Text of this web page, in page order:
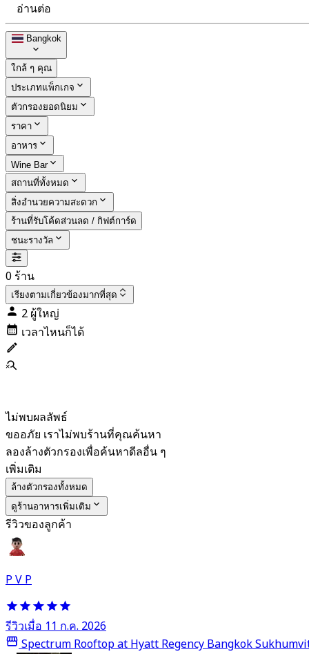
อ่านต่อ
Bangkok
ใกล้ ๆ คุณ
ประเภทแพ็กเกจ
ตัวกรองยอดนิยม
ราคา
อาหาร
Wine Bar
สถานที่ทั้งหมด
สิ่งอำนวยความสะดวก
ร้านที่รับโค้ดส่วนลด / กิฟต์การ์ด
ชนะรางวัล
0 ร้าน
เรียงตามเกี่ยวข้องมากที่สุด
2 ผู้ใหญ่
เวลาไหนก็ได้
ไม่พบผลลัพธ์
ขออภัย เราไม่พบร้านที่คุณค้นหา
ลองล้างตัวกรองเพื่อค้นหาดีลอื่น ๆ
เพิ่มเติม
ล้างตัวกรองทั้งหมด
ดูร้านอาหารเพิ่มเติม
รีวิวของลูกค้า
P V P
รีวิวเมื่อ 11 ก.ค. 2026
Spectrum Rooftop at Hyatt Regency Bangkok